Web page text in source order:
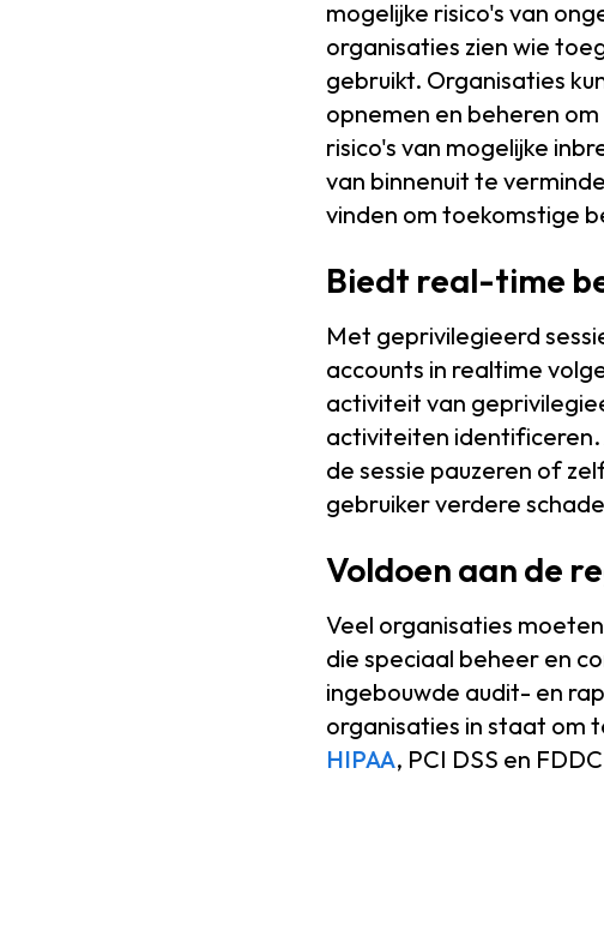
mogelijke risico's van
organisaties zien wie
gebruikt. Organisaties
opnemen en beheren
risico's van mogelijke
van binnenuit te
vinden om toekomstige
Biedt real-time
Met geprivilegieerd
accounts in realtime
activiteit van
activiteiten identificeren.
de sessie pauzeren of
gebruiker verdere
Voldoen aan de
Veel organisaties
die speciaal beheer en
ingebouwde audit- en
organisaties in staat om
HIPAA, PCI DSS en